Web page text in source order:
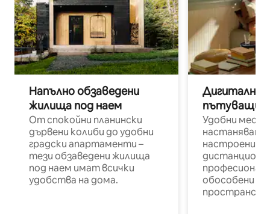
Напълно обзаведени
жилища под наем
От спокойни планински
дървени колиби до удобни
градски апартаменти –
тези обзаведени жилища
под наем имат всички
удобства на дома.
Дигитални
пътуващи
Удобни
настаняване
настроени и
обособени